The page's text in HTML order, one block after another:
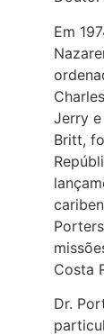
Em
Jerry
Britt,
Costa
Dr.